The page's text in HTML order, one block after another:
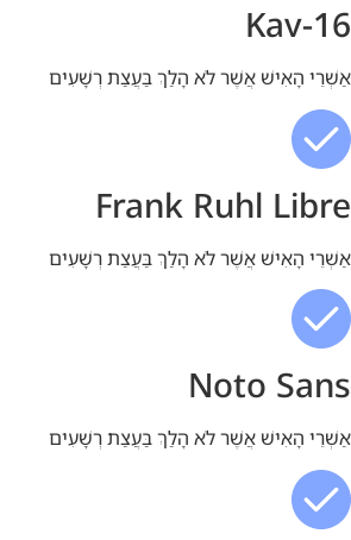
Kav-16
אַשְׁרֵי הָאִישׁ אֲשֶׁר לֹא הָלַךְ בַּעֲצַת רְשָׁעִים
Frank Ruhl Libre
אַשְׁרֵי הָאִישׁ אֲשֶׁר לֹא הָלַךְ בַּעֲצַת רְשָׁעִים
Noto Sans
אַשְׁרֵי הָאִישׁ אֲשֶׁר לֹא הָלַךְ בַּעֲצַת רְשָׁעִים